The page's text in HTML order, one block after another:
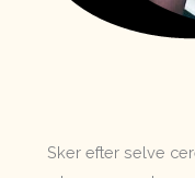
Sker efter selve